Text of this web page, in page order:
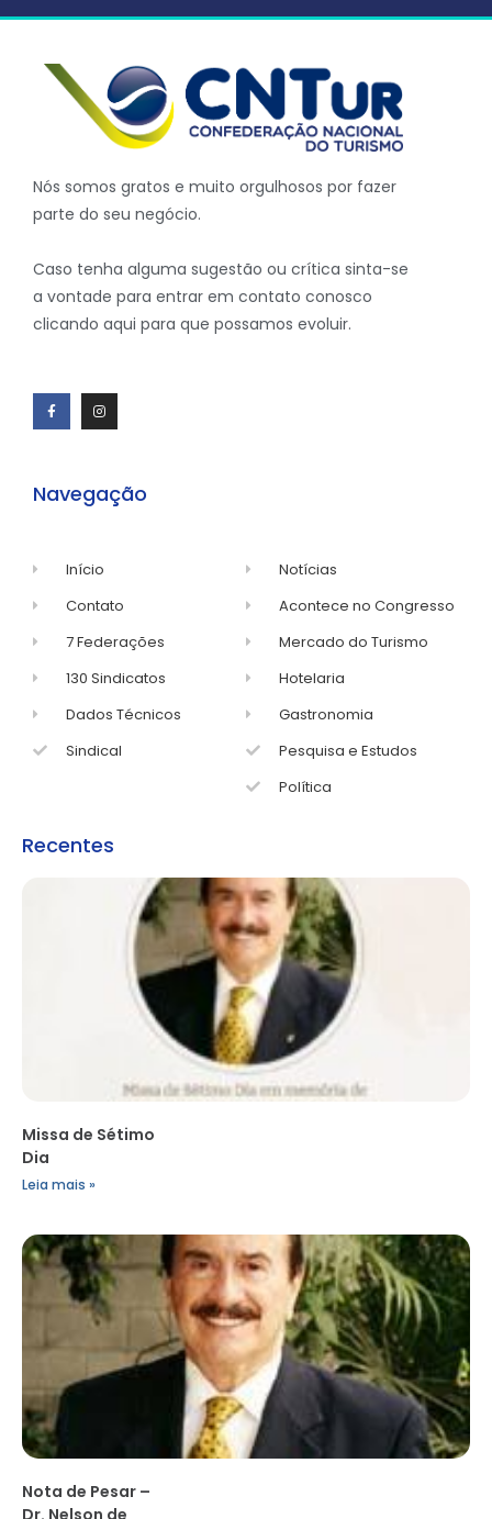
Nós somos gratos e muito orgulhosos por fazer
parte do seu negócio.
Caso tenha alguma sugestão ou crítica sinta-se
a vontade para entrar em contato conosco
clicando aqui para que possamos evoluir.
Navegação
Início
Contato
7 Federações
130 Sindicatos
Dados Técnicos
Sindical
Notícias
Acontece no Congresso
Mercado do Turismo
Hotelaria
Gastronomia
Pesquisa e Estudos
Política
Recentes
Missa de Sétimo
Dia
Leia mais »
Nota de Pesar –